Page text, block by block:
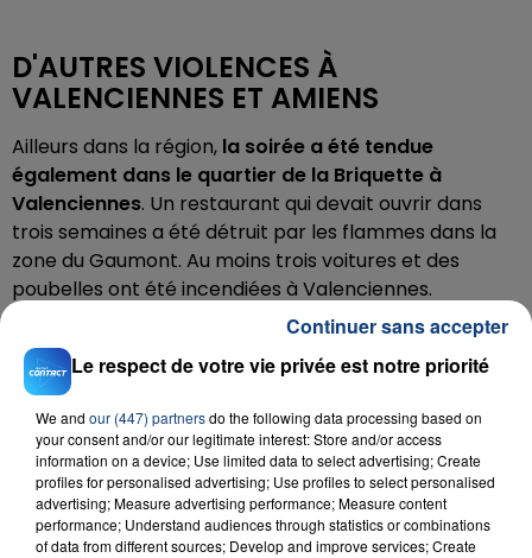
D'AUTRES VIOLENCES À
VALENCIENNES ET AMIENS
Ailleurs dans la région, la soirée a été tendue
également dans le quartier de la Briquette à
Valenciennes. Un restaurant qui devait ouvrir dans
trois semaines a été détruit par les flammes dans la
zone du Gaumont. Au moins trois voitures et des
poubelles ont été incendiées à Valenciennes.
Des violences et dégradations ont également été
commises dans plusieurs quartiers d'Amiens. La
médiathèque du quartier Etouvie a été incendiée et
plusieurs véhicules ont brûlé dans le quartier
Salamandre. Des secteurs où les bus Ametis ne
passent pas ce matin. "Pour des raisons de sécurité
et suite aux incidents urbains, les bus Ametis ne
desservent pas jusqu'à nouvel ordre les quartiers
Le respect de votre vie privée est notre priorité
We and our (447) partnersdo the following data processing based on
your consent and/or our legitimate interest: Store and/or access
information on a device; Use limited data to select advertising; Create
profiles for personalised advertising; Use profiles to select personalised
advertising; Measure advertising performance; Measure content
performance; Understand audiences through statistics or combinations
of data from different sources; Develop and improve services; Create
Continuer sans accepter